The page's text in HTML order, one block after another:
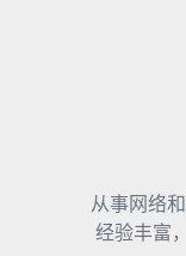
从事网络
经验丰富